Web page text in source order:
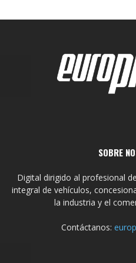
SOBRE
Digital dirigido al profesional
integral de vehículos,
la industria y el
Contáctanos: